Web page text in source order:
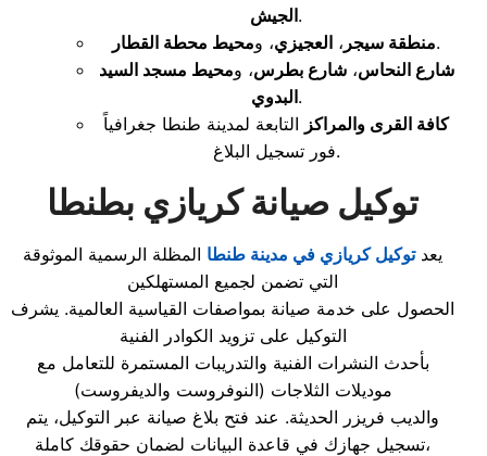
الجيش.
منطقة سيجر ، العجيزي، ومحيط محطة القطار
.
شارع النحاس،شارع بطرس، ومحيط مسجد السيد
البدوي.
كافة القرى والمراكز التابعة لمدينة طنطا جغرافياً
فور تسجيل البلاغ.
توكيل صيانة كريازي بطنطا
يعدتوكيل كريازي في مدينة طنطا المظلة الرسمية الموثوقة
التي تضمن لجميع المستهلكين
الحصول على خدمة صيانة بمواصفات القياسية العالمية. يشرف
التوكيل على تزويد الكوادر الفنية
بأحدث النشرات الفنية والتدريبات المستمرة للتعامل مع
موديلات الثلاجات (النوفروست والديفروست)
والديب فريزر الحديثة. عند فتح بلاغ صيانة عبر التوكيل، يتم
تسجيل جهازك في قاعدة البيانات لضمان حقوقك كاملة،